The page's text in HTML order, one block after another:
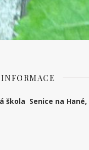
škola Senice na Hané,